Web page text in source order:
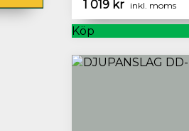
1 019 kr inkl. moms
Köp